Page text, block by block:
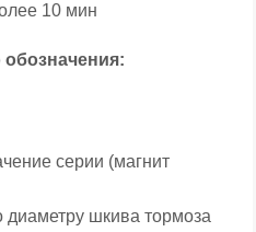
10 мин
обозначения:
серии (магнит
диаметру шкива тормоза